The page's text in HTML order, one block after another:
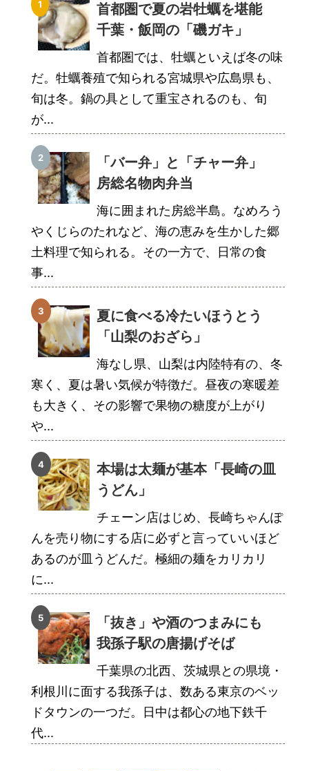
首都圏で夏の岩牡蠣を堪能
千葉・飯岡の「磯ガキ」
首都圏では、牡蠣といえば冬の味
だ。牡蠣養殖で知られる宮城県や広島県も、
旬は冬。鍋の具として重宝されるのも、旬
が...
「バー弁」と「チャー弁」
房総名物肉弁当
海に囲まれた房総半島。なめろう
やくじらのたれなど、海の恵みを生かした郷
土料理で知られる。その一方で、日常の食
事...
夏に食べる冷たいほうとう
「山梨のおざら」
海なし県、山梨は内陸特有の、冬
寒く、夏は暑い気候が特徴だ。昼夜の寒暖差
も大きく、その影響で果物の糖度が上がり
や...
本場は太麺が基本「長崎の皿
うどん」
チェーン店はじめ、長崎ちゃんぽ
んを売り物にする店に必ずと言っていいほど
あるのが皿うどんだ。極細の麺をカリカリ
に...
「抜き」や酒のつまみにも
我孫子駅の唐揚げそば
千葉県の北西、茨城県との県境・
利根川に面する我孫子は、数ある東京のベッ
ドタウンの一つだ。日中は都心の地下鉄千
代...